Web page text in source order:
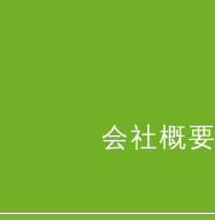
会社概要